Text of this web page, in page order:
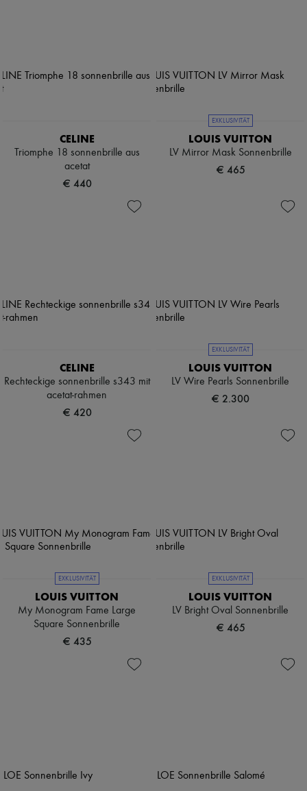
CELINE
Triomphe 18 sonnenbrille aus
acetat
€ 440
EXKLUSIVITÄT
LOUIS VUITTON
LV Mirror Mask Sonnenbrille
€ 465
CELINE
Rechteckige sonnenbrille s343 mit
acetat-rahmen
€ 420
EXKLUSIVITÄT
LOUIS VUITTON
LV Wire Pearls Sonnenbrille
€ 2.300
EXKLUSIVITÄT
LOUIS VUITTON
My Monogram Fame Large
Square Sonnenbrille
€ 435
EXKLUSIVITÄT
LOUIS VUITTON
LV Bright Oval Sonnenbrille
€ 465